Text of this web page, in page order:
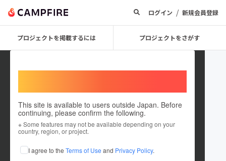
ログイン / 新規会員登録
プロジェクトを掲載するには プロジェクトをさがす
This site is available to users outside Japan. Before
continuing, please confirm the following.
※ Some features may not be available depending on your
country, region, or project.
I agree to the Terms of Use and Privacy Policy.
NPO法人女性予防医療推進機構
これまでに4回支援して1件のプロジェクトを投稿しています